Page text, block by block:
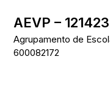
content
AEVP – 121423
Agrupamento de
600082172